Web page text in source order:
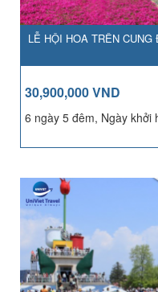
LỄ HỘI HOA TRÊN
30,900,000 VND
6 ngày 5 đêm, Ngày khởi